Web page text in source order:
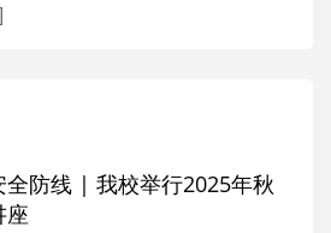
全防线 | 我校举行2025年秋
座